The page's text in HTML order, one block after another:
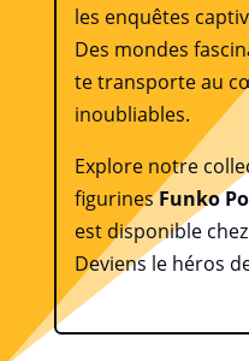
les enquêtes
Des mondes
te transporte au
inoubliables.
Explore notre
figurinesFunko
est disponible chez
Deviens le héros